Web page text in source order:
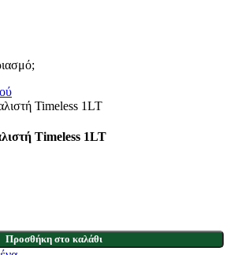
Timeless 1LT
Προσθήκη στο καλάθι